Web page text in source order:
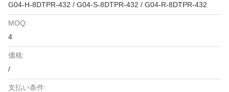
G04-H-8DTPR-432 / G04-S-8DTPR-432 / G04-R-8DTPR-432
MOQ:
4
価格:
/
支払い条件: